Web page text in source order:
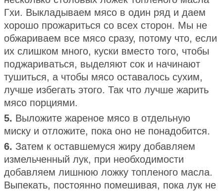
Гхи. Выкладываем мясо в один ряд и даем
хорошо прожариться со всех сторон. Мы не
обжариваем все мясо сразу, потому что, если
их слишком много, куски вместо того, чтобы
поджариваться, выделяют сок и начинают
тушиться, а чтобы мясо оставалось сухим,
лучше избегать этого. Так что лучше жарить
мясо порциями.
5. Выложите жареное мясо в отдельную
миску и отложите, пока оно не понадобится.
6. Затем к оставшемуся жиру добавляем
измельченный лук, при необходимости
добавляем лишнюю ложку топленого масла.
Выпекать, постоянно помешивая, пока лук не